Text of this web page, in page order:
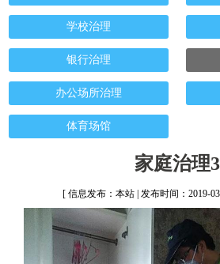
学校治理
银行治理
办公场所治理
体育场馆
家庭治理3
[ 信息发布：本站 | 发布时间：2019-